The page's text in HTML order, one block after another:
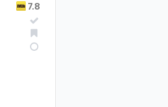
7.8